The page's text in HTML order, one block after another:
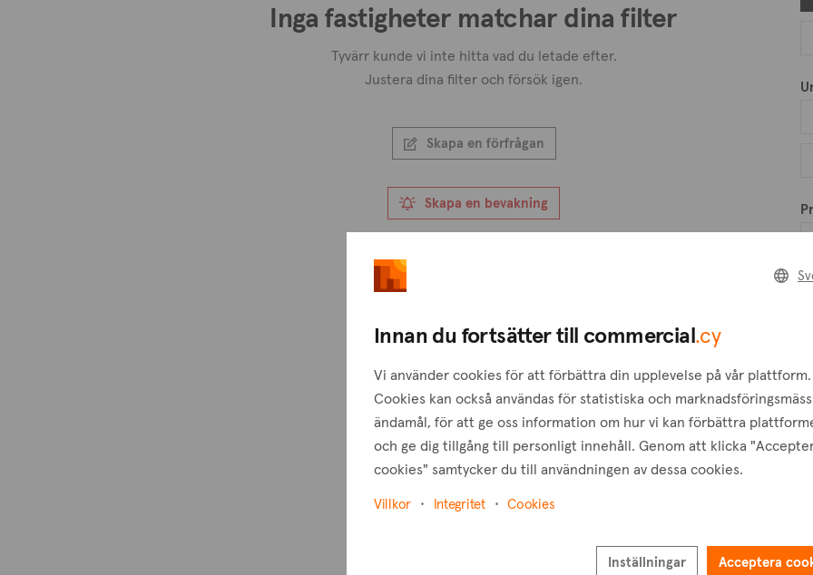
Inga fastigheter matchar dina filter
Tyvärr kunde vi inte hitta vad du letade efter.
Justera dina filter och försök igen.
Skapa en förfrågan
Skapa en bevakning
Innan du fortsätter till commercial.cy
Vi använder cookies för att förbättra din upplevelse på vår plattform.
Cookies kan också användas för statistiska och
ändamål, för att ge oss information om hur vi kan förbättra
och ge dig tillgång till personligt innehåll. Genom att klicka
cookies" samtycker du till användningen av dessa cookies.
Villkor Integritet Cookies
Inställningar Acceptera